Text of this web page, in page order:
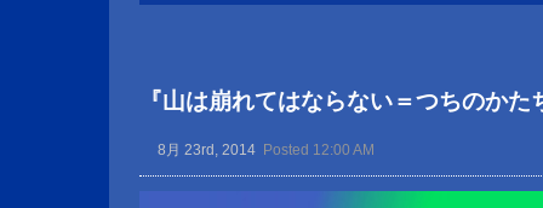
『山は崩れてはならない＝つちのか
8月 23rd, 2014 Posted 12:00 AM